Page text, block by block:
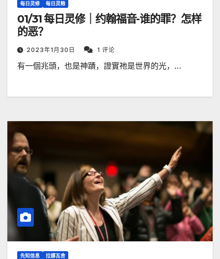
每日灵修 每日灵粮
01/31 每日灵修｜约翰福音-谁的罪？怎样
的恶？
2023年1月30日 1 评论
有一個兆頭，也是神蹟，證實祂是世界的光，…
先知信息 拉娜瓦舍